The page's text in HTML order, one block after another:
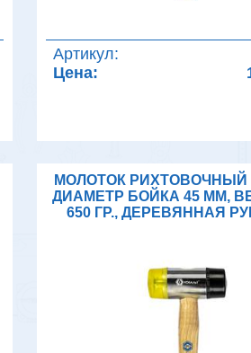
Артикул:
Цена:
МОЛОТОК РИХТОВОЧНЫЙ
ДИАМЕТР БОЙКА 45 ММ,
650 ГР., ДЕРЕВЯННАЯ